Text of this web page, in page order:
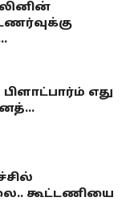
எது
கூட்டணியை